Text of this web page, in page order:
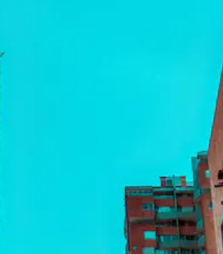
e para baixo do teclado ou tocando e